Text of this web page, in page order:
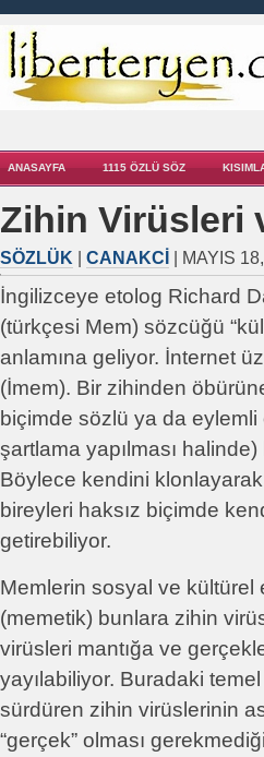
ANASAYFA 1115 ÖZLÜ SÖZ
Zihin Virüsleri
SÖZLÜK CANAKCI | MAYIS
İngilizceye etolog Richard
(türkçesi Mem) sözcüğü
anlamına geliyor. İnternet
(İmem). Bir zihinden
biçimde sözlü ya da eylemli
şartlama yapılması
Böylece kendini
bireyleri haksız biçimde
getirebiliyor.
Memlerin sosyal ve
(memetik) bunlara zihin
virüsleri mantığa ve
yayılabiliyor. Buradaki
sürdüren zihin virüslerinin
“gerçek” olması